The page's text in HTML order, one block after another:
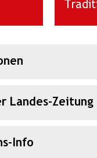
Landes-Zeitung
Info